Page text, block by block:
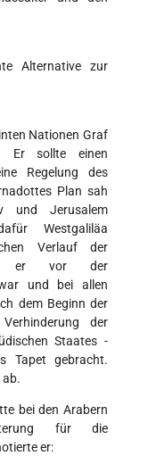
Alternative zur
Nationen Graf
Er sollte einen
Regelung des
Plan sah
und Jerusalem
Westgaliläa
Verlauf der
er vor der
und bei allen
dem Beginn der
der
Staates -
Tapet gebracht.
ab.
bei den Arabern
für die
er: